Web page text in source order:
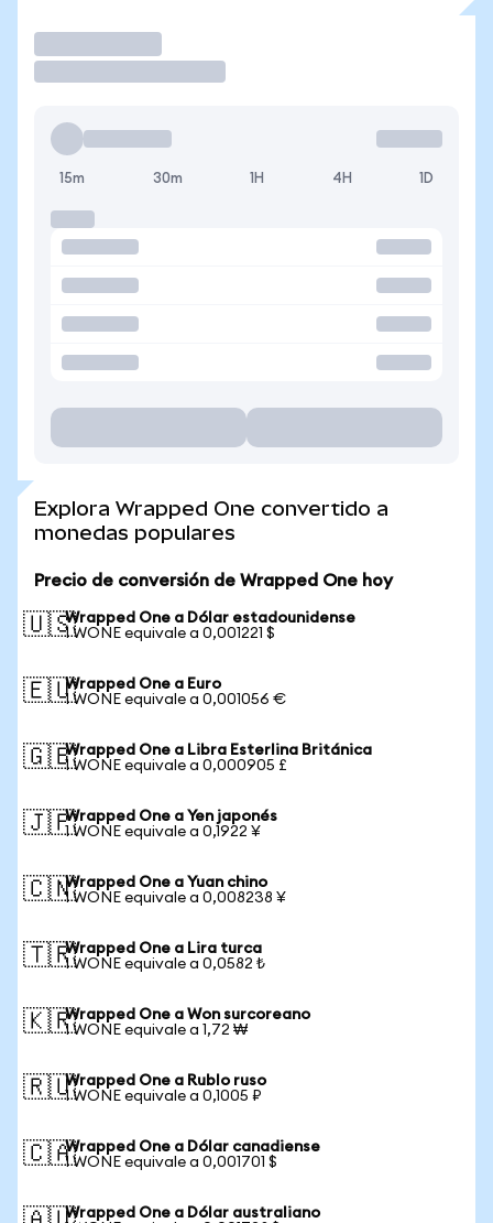
15m 30m 1H 4H 1D
Explora Wrapped One convertido a
monedas populares
Precio de conversión de Wrapped One hoy
🇺🇸Wrapped One a Dólar estadounidense
1 WONE equivale a 0,001221 $
🇪🇺Wrapped One a Euro
1 WONE equivale a 0,001056 €
🇬🇧Wrapped One a Libra Esterlina Británica
1 WONE equivale a 0,000905 £
🇯🇵Wrapped One a Yen japonés
1 WONE equivale a 0,1922 ¥
🇨🇳Wrapped One a Yuan chino
1 WONE equivale a 0,008238 ¥
🇹🇷Wrapped One a Lira turca
1 WONE equivale a 0,0582 ₺
🇰🇷Wrapped One a Won surcoreano
1 WONE equivale a 1,72 ₩
🇷🇺Wrapped One a Rublo ruso
1 WONE equivale a 0,1005 ₽
🇨🇦Wrapped One a Dólar canadiense
1 WONE equivale a 0,001701 $
Wrapped One a Dólar australiano